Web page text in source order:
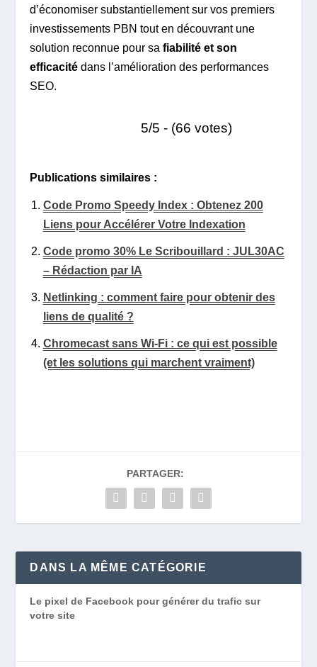
d’économiser substantiellement sur vos premiers
investissements PBN tout en découvrant une
solution reconnue pour safiabilité et son
efficacité dans l’amélioration des performances
SEO.
5/5 - (66 votes)
Publications similaires :
Code Promo Speedy Index : Obtenez 200
Liens pour Accélérer Votre Indexation
Code promo 30% Le Scribouillard : JUL30AC
– Rédaction par IA
Netlinking : comment faire pour obtenir des
liens de qualité ?
Chromecast sans Wi‑Fi : ce qui est possible
(et les solutions qui marchent vraiment)
PARTAGER:
DANS LA MÊME CATÉGORIE
Le pixel de Facebook pour générer du trafic sur
votre site